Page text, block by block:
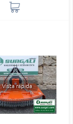
Vista rápida